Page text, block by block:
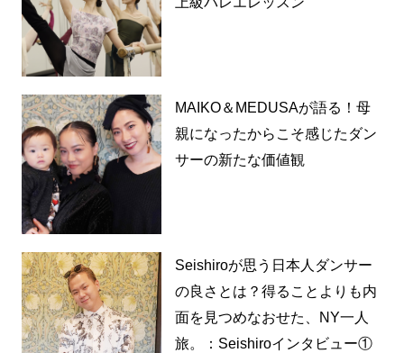
MAIKO＆MEDUSAが語る！母
親になったからこそ感じたダン
サーの新たな価値観
Seishiroが思う日本人ダンサー
の良さとは？得ることよりも内
面を見つめなおせた、NY一人
旅。：Seishiroインタビュー①